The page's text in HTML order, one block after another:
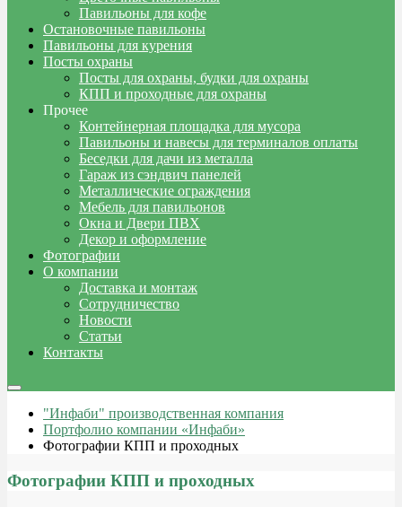
Павильоны для кофе
Остановочные павильоны
Павильоны для курения
Посты охраны
Посты для охраны, будки для охраны
КПП и проходные для охраны
Прочее
Контейнерная площадка для мусора
Павильоны и навесы для терминалов оплаты
Беседки для дачи из металла
Гараж из сэндвич панелей
Металлические ограждения
Мебель для павильонов
Окна и Двери ПВХ
Декор и оформление
Фотографии
О компании
Доставка и монтаж
Сотрудничество
Новости
Статьи
Контакты
"Инфаби" производственная компания
Портфолио компании «Инфаби»
Фотографии КПП и проходных
Фотографии КПП и проходных